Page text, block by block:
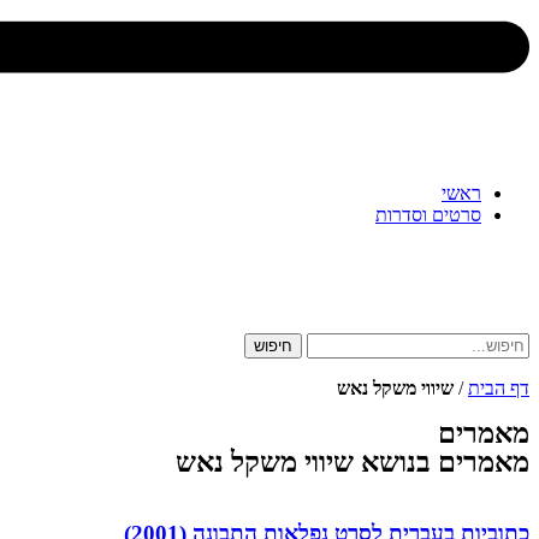
ראשי
סרטים וסדרות
חיפוש
דף הבית/ שיווי משקל נאש
מאמרים
מאמרים בנושא שיווי משקל נאש
כתוביות בעברית לסרט נפלאות התבונה (2001)